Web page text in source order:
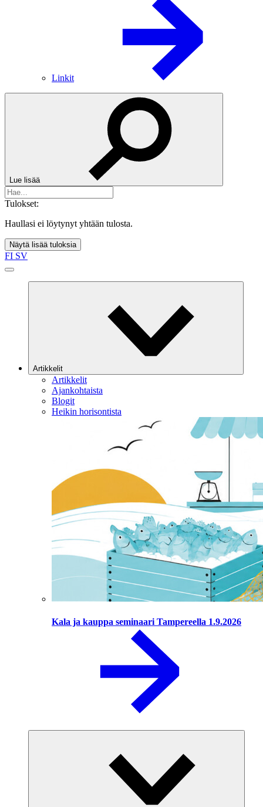
Linkit
Lue lisää
Tulokset:
Haullasi ei löytynyt yhtään tulosta.
Näytä lisää tuloksia
FI SV
Artikkelit
Artikkelit
Ajankohtaista
Blogit
Heikin horisontista
Kala ja kauppa seminaari Tampereella 1.9.2026